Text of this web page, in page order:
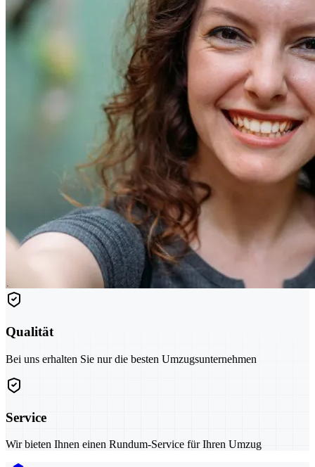
Qualität
Bei uns erhalten Sie nur die besten Umzugsunternehmen
Service
Wir bieten Ihnen einen Rundum-Service für Ihren Umzug